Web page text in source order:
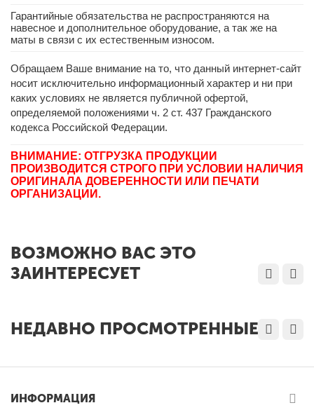
Гарантийные обязательства не распространяются на
навесное и дополнительное оборудование, а так же на
маты в связи с их естественным износом.
Обращаем Ваше внимание на то, что данный интернет-сайт
носит исключительно информационный характер и ни при
каких условиях не является публичной офертой,
определяемой положениями ч. 2 ст. 437 Гражданского
кодекса Российской Федерации.
ВНИМАНИЕ: ОТГРУЗКА ПРОДУКЦИИ
ПРОИЗВОДИТСЯ СТРОГО ПРИ УСЛОВИИ НАЛИЧИЯ
ОРИГИНАЛА ДОВЕРЕННОСТИ ИЛИ ПЕЧАТИ
ОРГАНИЗАЦИИ.
ВОЗМОЖНО ВАС ЭТО
ЗАИНТЕРЕСУЕТ
НЕДАВНО ПРОСМОТРЕННЫЕ
ИНФОРМАЦИЯ